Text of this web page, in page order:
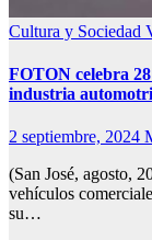
Cultura y Sociedad
FOTON celebra
industria
2 septiembre, 2024
(San José, agosto,
vehículos
su…